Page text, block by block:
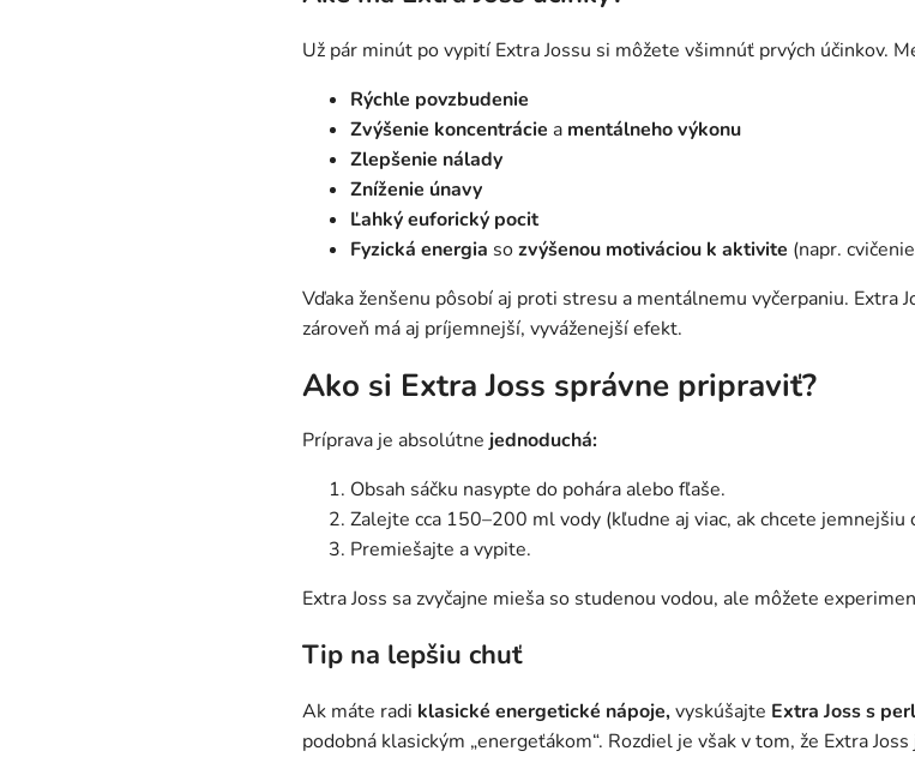
Už pár minút po vypití Extra Jossu si môžete všimnúť prvých účinkov.
Rýchle povzbudenie
Zvýšenie koncentrácie a mentálneho výkonu
Zlepšenie nálady
Zníženie únavy
Ľahký euforický pocit
Fyzická energia sozvýšenou motiváciou k aktivite (napr.
Vďaka ženšenu pôsobí aj proti stresu a mentálnemu vyčerpaniu. Extra
zároveň má aj príjemnejší, vyváženejší efekt.
Ako si Extra Joss správne pripraviť?
Príprava je absolútne jednoduchá:
Obsah sáčku nasypte do pohára alebo fľaše.
Zalejte cca 150–200 ml vody (kľudne aj viac, ak chcete jemnejšiu
Premiešajte a vypite.
Extra Joss sa zvyčajne mieša so studenou vodou, ale môžete
Tip na lepšiu chuť
Ak máte radi klasické energetické nápoje,vyskúšajte Extra Joss s
podobná klasickým „energeťákom“. Rozdiel je však v tom, že Extra Joss